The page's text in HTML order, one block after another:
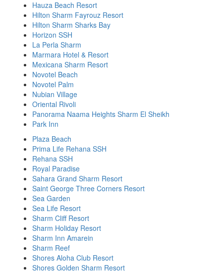
Hauza Beach Resort
Hilton Sharm Fayrouz Resort
Hilton Sharm Sharks Bay
Horizon SSH
La Perla Sharm
Marmara Hotel & Resort
Mexicana Sharm Resort
Novotel Beach
Novotel Palm
Nubian Village
Oriental Rivoli
Panorama Naama Heights Sharm El Sheikh
Park Inn
Plaza Beach
Prima Life Rehana SSH
Rehana SSH
Royal Paradise
Sahara Grand Sharm Resort
Saint George Three Corners Resort
Sea Garden
Sea Life Resort
Sharm Cliff Resort
Sharm Holiday Resort
Sharm Inn Amarein
Sharm Reef
Shores Aloha Club Resort
Shores Golden Sharm Resort